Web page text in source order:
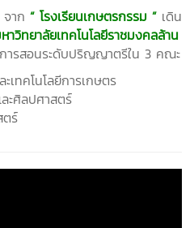
าก “ โรงเรียนเกษตรกรรม ” เดิน
าวิทยาลัยเทคโนโลยีราชมงคลล้าน
ารสอนระดับปริญญาตรีใน 3 คณะ
โนโลยีการเกษตร
ลปศาสตร์
ร์